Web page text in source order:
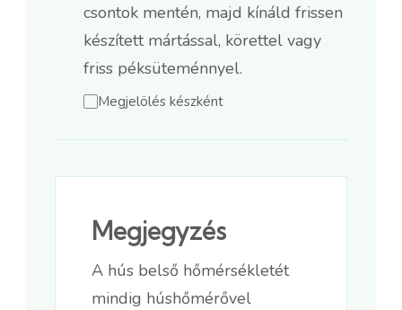
csontok mentén, majd kínáld frissen
készített mártással, körettel vagy
friss péksüteménnyel.
Megjelölés készként
Megjegyzés
A hús belső hőmérsékletét
mindig húshőmérővel